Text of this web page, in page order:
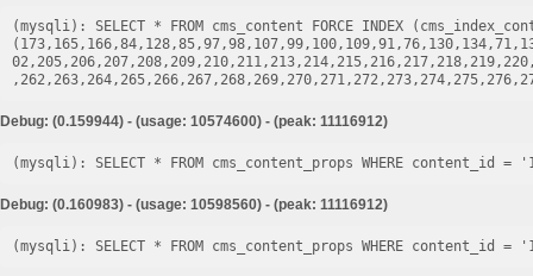
(mysqli): SELECT * FROM cms_content FORCE INDEX
Debug: (0.159944) - (usage: 10574600) - (peak: 11116912)
Debug: (0.160983) - (usage: 10598560) - (peak: 11116912)